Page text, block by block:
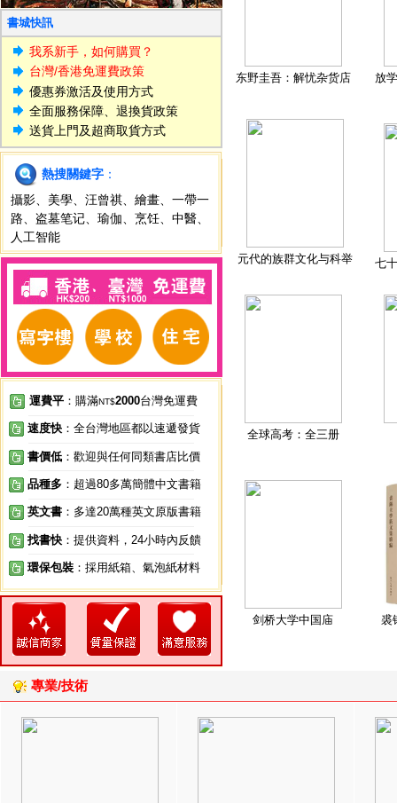
書城快訊
我系新手，如何購買？
台灣/香港免運費政策
優惠券激活及使用方式
全面服務保障、退換貨政策
送貨上門及超商取貨方式
熱搜關鍵字 ：
攝影
美學 汪曾祺 繪畫
一帶一
路
盗墓笔记 瑜伽 烹饪 中醫
人工智能
運費平 ：購滿NT$2000台灣免運費
速度快 ：全台灣地區都以速遞發貨
書價低 ：歡迎與任何同類書店比價
品種多 ：超過80多萬簡體中文書籍
英文書 ：多達20萬種英文原版書籍
找書快 ：提供資料，24小時內反饋
環保包裝 ：採用紙箱、氣泡紙材料
东野圭吾：解忧杂货店 放
元代的族群文化与科举 七
全球高考：全三册
剑桥大学中国庙 裘
專業/技術